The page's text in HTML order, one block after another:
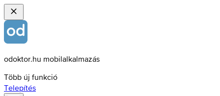
odoktor.hu mobilalkalmazás
Több új funkció
Telepítés